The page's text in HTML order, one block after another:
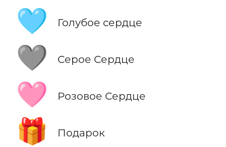
🩵 Голубое сердце
🩶 Серое Сердце
🩷 Розовое Сердце
🎁 Подарок